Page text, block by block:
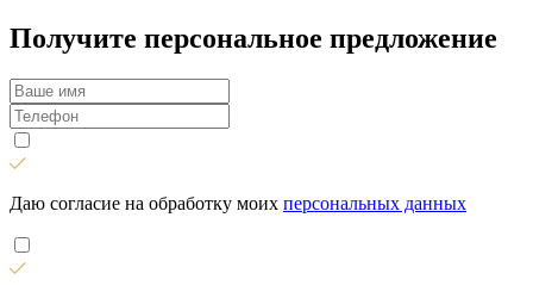
Получите персональное предложение
Даю согласие на обработку моих персональных данных